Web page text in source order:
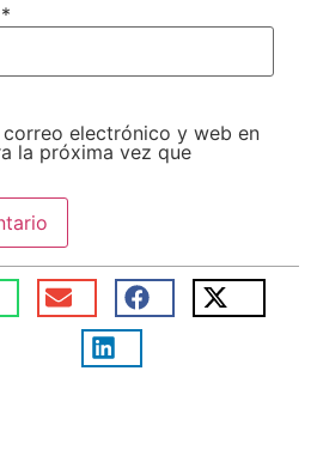
*
electrónico y web en
la próxima vez que